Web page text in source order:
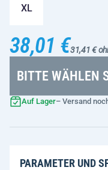
XL
38,01 €31,41 €
BITTE WÄHLEN
Auf Lager– Versand
PARAMETER UND